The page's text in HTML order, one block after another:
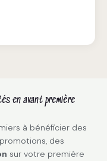
en avant première
à bénéficier des
des
sur votre première